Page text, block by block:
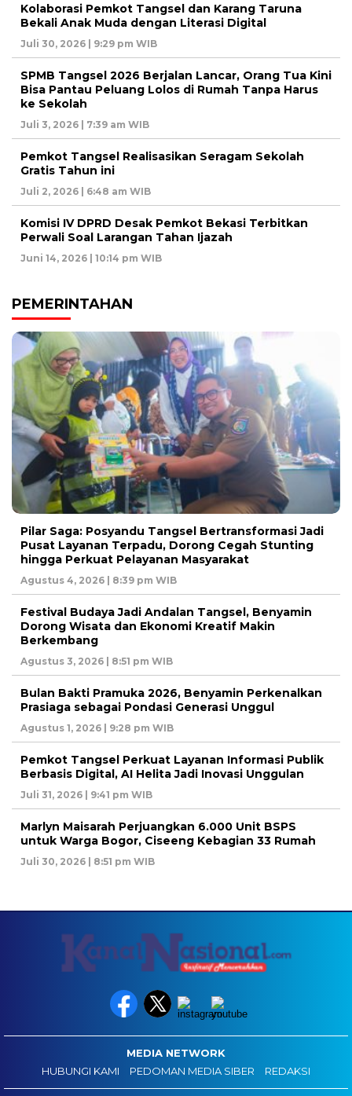
Kolaborasi Pemkot Tangsel dan Karang Taruna
Bekali Anak Muda dengan Literasi Digital
Juli 30, 2026 | 9:29 pm WIB
SPMB Tangsel 2026 Berjalan Lancar, Orang Tua Kini
Bisa Pantau Peluang Lolos di Rumah Tanpa Harus
ke Sekolah
Juli 3, 2026 | 7:39 am WIB
Pemkot Tangsel Realisasikan Seragam Sekolah
Gratis Tahun ini
Juli 2, 2026 | 6:48 am WIB
Komisi IV DPRD Desak Pemkot Bekasi Terbitkan
Perwali Soal Larangan Tahan Ijazah
Juni 14, 2026 | 10:14 pm WIB
PEMERINTAHAN
Pilar Saga: Posyandu Tangsel Bertransformasi Jadi
Pusat Layanan Terpadu, Dorong Cegah Stunting
hingga Perkuat Pelayanan Masyarakat
Agustus 4, 2026 | 8:39 pm WIB
Festival Budaya Jadi Andalan Tangsel, Benyamin
Dorong Wisata dan Ekonomi Kreatif Makin
Berkembang
Agustus 3, 2026 | 8:51 pm WIB
Bulan Bakti Pramuka 2026, Benyamin Perkenalkan
Prasiaga sebagai Pondasi Generasi Unggul
Agustus 1, 2026 | 9:28 pm WIB
Pemkot Tangsel Perkuat Layanan Informasi Publik
Berbasis Digital, AI Helita Jadi Inovasi Unggulan
Juli 31, 2026 | 9:41 pm WIB
Marlyn Maisarah Perjuangkan 6.000 Unit BSPS
untuk Warga Bogor, Ciseeng Kebagian 33 Rumah
Juli 30, 2026 | 8:51 pm WIB
MEDIA NETWORK
HUBUNGI KAMI
PEDOMAN MEDIA SIBER REDAKSI